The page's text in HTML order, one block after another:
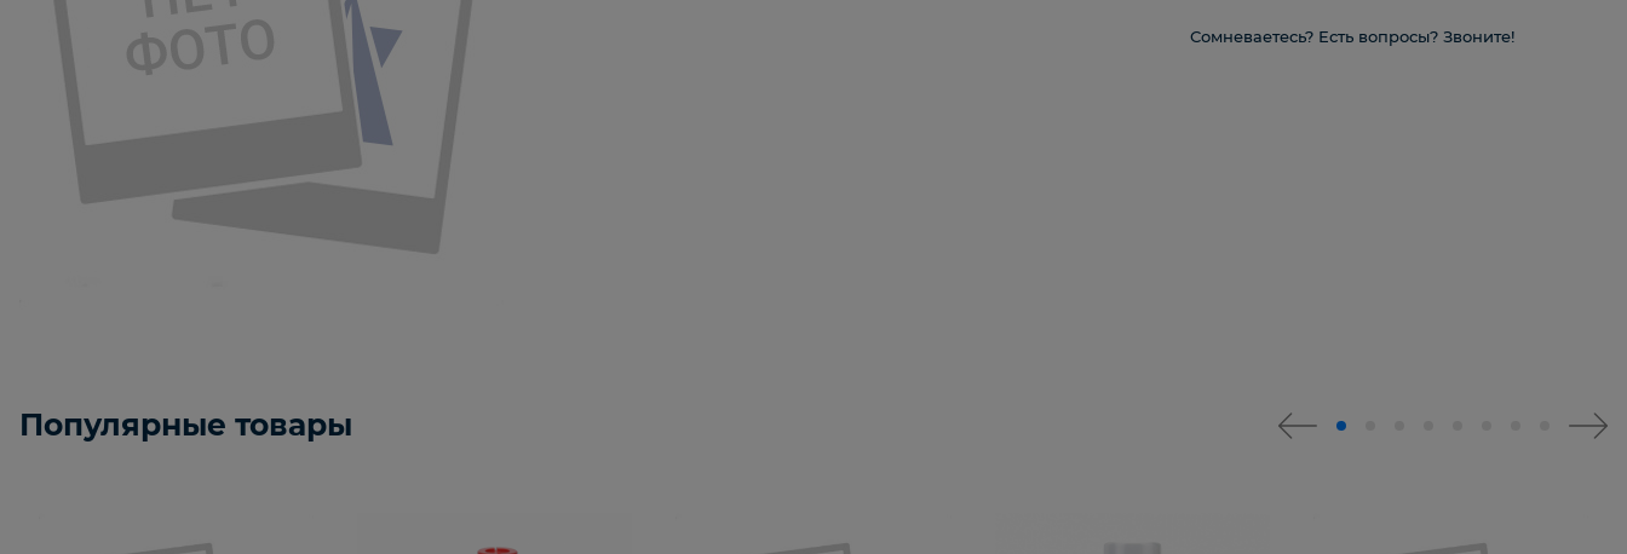
Сомневаетесь? Есть вопросы? Звоните!
Популярные товары